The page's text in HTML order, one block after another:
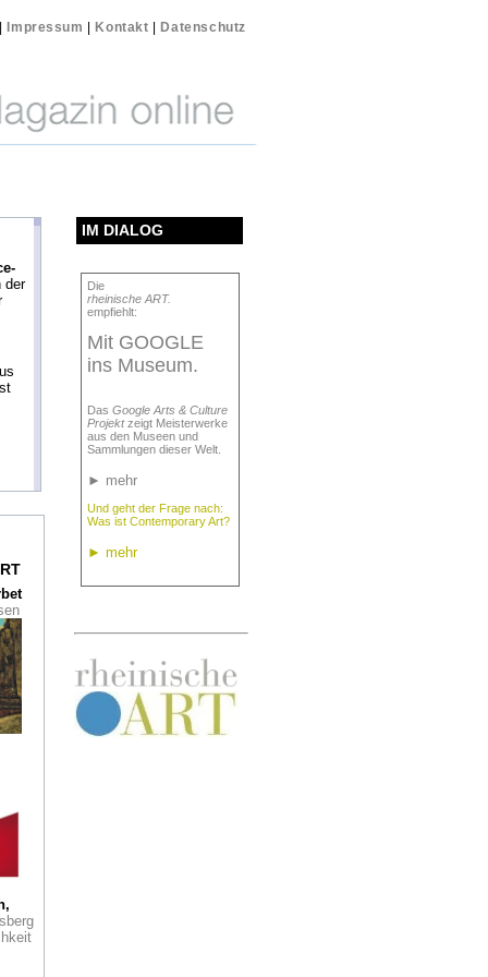
Impressum Kontakt Datenschutz
IM DIALOG
Die
rheinische ART.
empfiehlt:
Mit GOOGLE
ins Museum.
Das Google Arts & Culture
Projektzeigt Meisterwerke
aus den Museen und
Sammlungen dieser Welt.
► mehr
Und geht der Frage nach:
Was ist Contemporary Art?
► mehr
der
in